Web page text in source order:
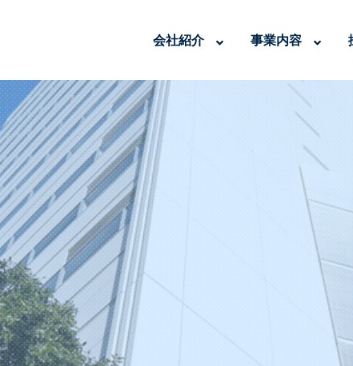
会社紹介 事業内容